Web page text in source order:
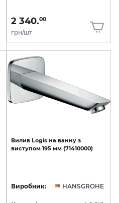
2 340.00
грн/шт
Вилив Logis на ванну з
виступом 195 мм (71410000)
Виробник: HANSGROHE